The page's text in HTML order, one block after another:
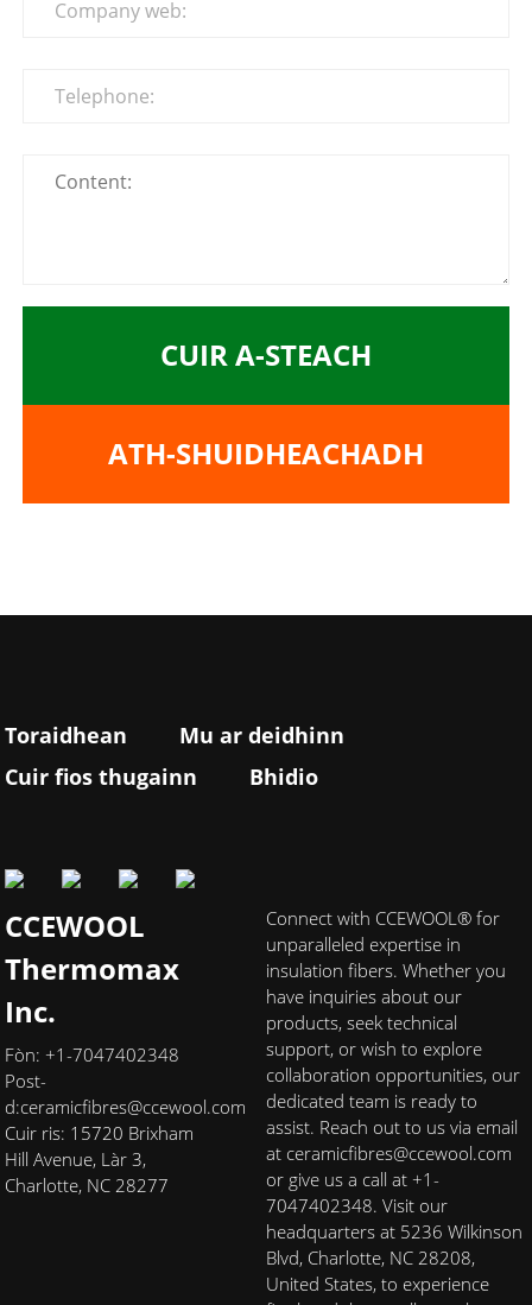
CUIR A-STEACH
ATH-SHUIDHEACHADH
Toraidhean
Mu ar deidhinn
Cuir fios thugainn
Bhidio
CCEWOOL
Thermomax
Inc.
Fòn: +1-7047402348
Post-
d:ceramicfibres@ccewool.com
Cuir ris: 15720 Brixham
Hill Avenue, Làr 3,
Charlotte, NC 28277
Connect with CCEWOOL® for
unparalleled expertise in
insulation fibers. Whether you
have inquiries about our
products, seek technical
support, or wish to explore
collaboration opportunities, our
dedicated team is ready to
assist. Reach out to us via email
at ceramicfibres@ccewool.com
or give us a call at +1-
7047402348. Visit our
headquarters at 5236 Wilkinson
Blvd, Charlotte, NC 28208,
United States, to experience